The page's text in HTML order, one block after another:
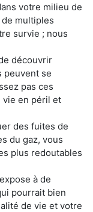
votre milieu de
multiples
survie ; nous
découvrir
peuvent se
pas ces
vie en péril et
des fuites de
du gaz, vous
plus redoutables
à de
pourrait bien
de vie et votre